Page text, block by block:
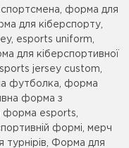
спортсмена, форма для
для кіберспорту,
esports uniform,
для кіберспортивної
jersey custom,
футболка, форма
форма з
форма esports,
формі, мерч
турнірів, Форма для